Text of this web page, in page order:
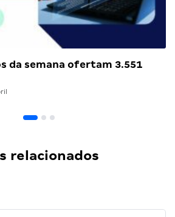
da semana ofertam 3.551
relacionados